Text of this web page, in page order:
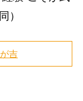
）
吉